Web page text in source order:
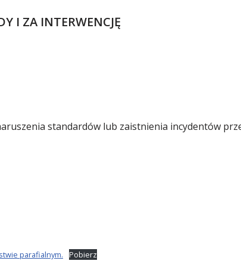
I ZA INTERWENCJĘ
standardów lub zaistnienia incydentów
parafialnym. Pobierz